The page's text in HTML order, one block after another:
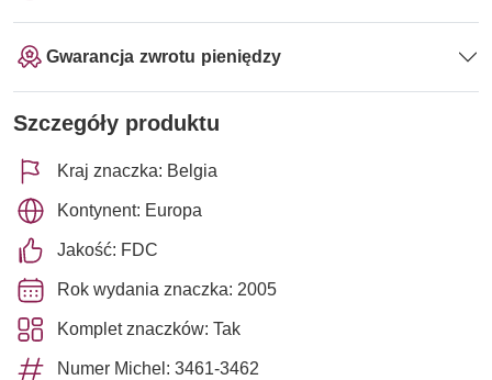
Gwarancja zwrotu pieniędzy
Szczegóły produktu
Kraj znaczka: Belgia
Kontynent: Europa
Jakość: FDC
Rok wydania znaczka: 2005
Komplet znaczków: Tak
Numer Michel: 3461-3462